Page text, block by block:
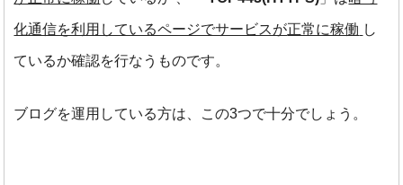
化通信を利用しているページでサービスが正常に稼働 し
ているか確認を行なうものです。
ブログを運用している方は、この3つで十分でしょう。